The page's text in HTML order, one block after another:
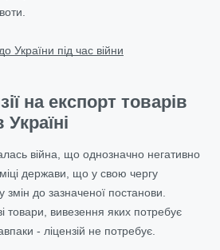
України під час війни
на експорт товарів
війна, що однозначно негативно
держави, що у свою чергу
до зазначеної постанови.
товари, вивезення яких потребує
- ліцензій не потребує.